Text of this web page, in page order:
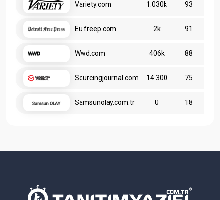
Variety.com 1.030k 93
Eu.freep.com 2k 91
Wwd.com 406k 88
Sourcingjournal.com 14.300 75
Samsunolay.com.tr 0 18